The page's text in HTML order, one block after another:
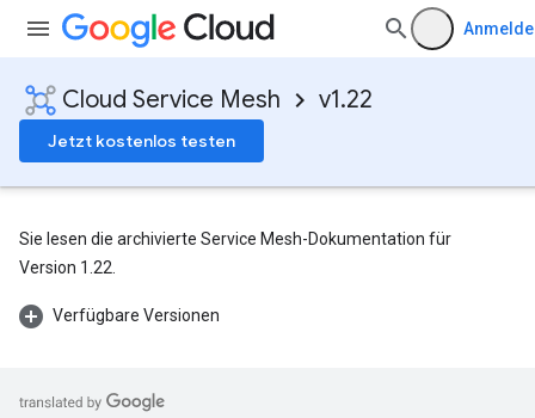
Cloud Service Mesh v1.22
Jetzt kostenlos testen
Sie lesen die archivierte Service Mesh-Dokumentation für
Version 1.22.
Verfügbare Versionen